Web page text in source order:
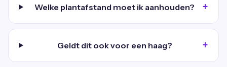
Welke plantafstand moet ik aanhouden?
Geldt dit ook voor een haag?